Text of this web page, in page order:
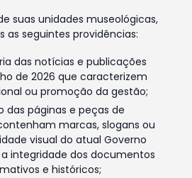
suas unidades museológicas,
as seguintes providências:
das notícias e publicações
de 2026 que caracterizem
ou promoção da gestão;
das páginas e peças de
marcas, slogans ou
visual do atual Governo
integridade dos documentos
e históricos;